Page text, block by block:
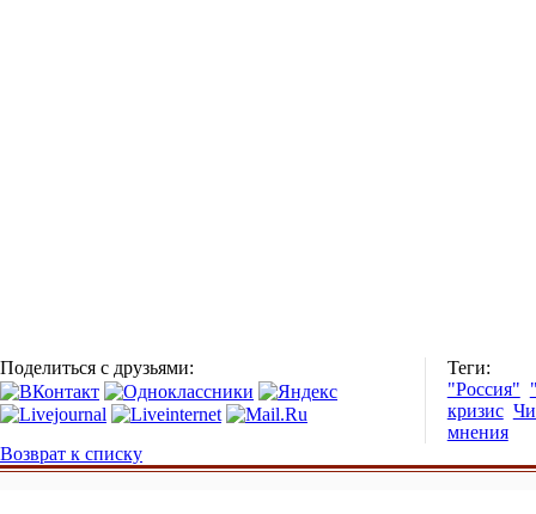
Поделиться с друзьями:
Теги:
"Россия"
кризис
мнения
Возврат к списку